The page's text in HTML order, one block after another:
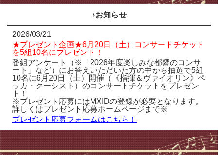
♪お知らせ
2026/03/21
★プレゼント企画★6月20日（土）コンサートチケット
を5組10名にプレゼント！
番組アンケート（※「2026年度楽しみな都響のコンサ
ート」など）にお答えいただいた方の中から抽選で5組
10名に6月20日（土）開催（《指揮＆ヴァイオリン》ペ
ッカ・クーシスト）のコンサートチケットをプレゼン
ト！
※プレゼント応募にはMXIDの登録が必要となります。
詳しくはプレゼント応募ホームページまで※
プレゼント応募フォームはこちら！
2026/02/09
お正月特番 プレゼントCD発送時期変更のお知らせ